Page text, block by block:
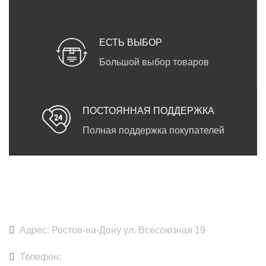
ЕСТЬ ВЫБОР
Большой выбор товаров
ПОСТОЯННАЯ ПОДДЕРЖКА
Полная поддержка покупателей
Адрес: Ростов-на-Дону ул. Всесоюзная 19
Телефон: